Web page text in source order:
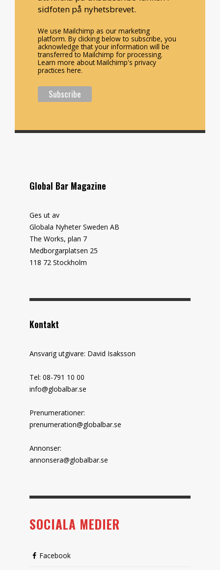
sidfoten på nyhetsbrevet.
We use Mailchimp as our marketing
platform. By clicking below to subscribe, you
acknowledge that your information will be
transferred to Mailchimp for processing.
Learn more about Mailchimp's privacy
practices here.
Global Bar Magazine
Ges ut av
Globala Nyheter Sweden AB
The Works, plan 7
Medborgarplatsen 25
118 72 Stockholm
Kontakt
Ansvarig utgivare: David Isaksson
Tel: 08-791 10 00
info@globalbar.se
Prenumerationer:
prenumeration@globalbar.se
Annonser:
annonsera@globalbar.se
SOCIALA MEDIER
Facebook